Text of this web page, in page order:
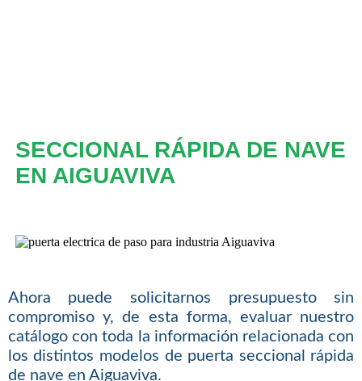
SECCIONAL RÁPIDA DE NAVE
EN AIGUAVIVA
Ahora puede solicitarnos presupuesto sin
compromiso y, de esta forma, evaluar nuestro
catálogo con toda la información relacionada con
los distintos modelos de puerta seccional rápida
de nave en Aiguaviva.